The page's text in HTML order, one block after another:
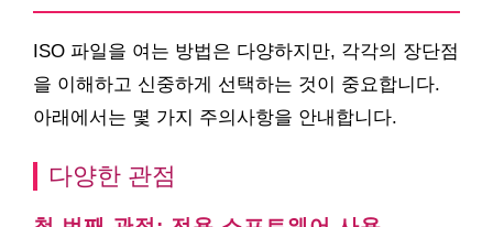
ISO 파일을 여는 방법은 다양하지만, 각각의 장단점
을 이해하고 신중하게 선택하는 것이 중요합니다.
아래에서는 몇 가지 주의사항을 안내합니다.
다양한 관점